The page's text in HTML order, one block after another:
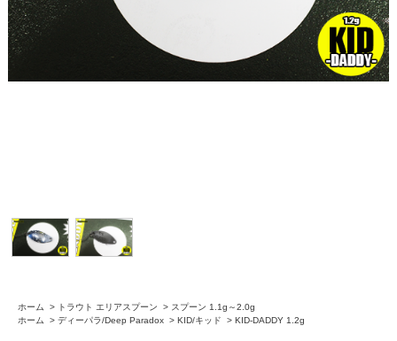
ホーム > トラウト エリアスプーン > スプーン 1.1g～2.0g
ホーム
> ディーパラ/Deep Paradox > KID/キッド > KID-DADDY 1.2g